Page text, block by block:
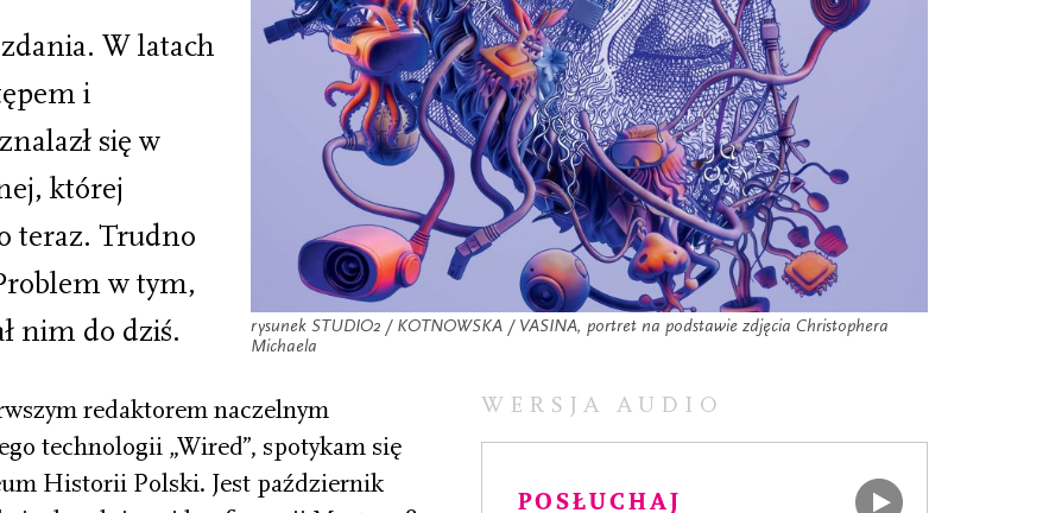
W latach
i
się w
której
teraz. Trudno
w tym,
nim do dziś.
rysunek STUDIO2 / KOTNOWSKA / VASINA, portret na podstawie zdjęcia Christophera
Michaela
WERSJA AUDIO
POSŁUCHAJ
redaktorem naczelnym
technologii „Wired”, spotykam się
Historii Polski. Jest październik